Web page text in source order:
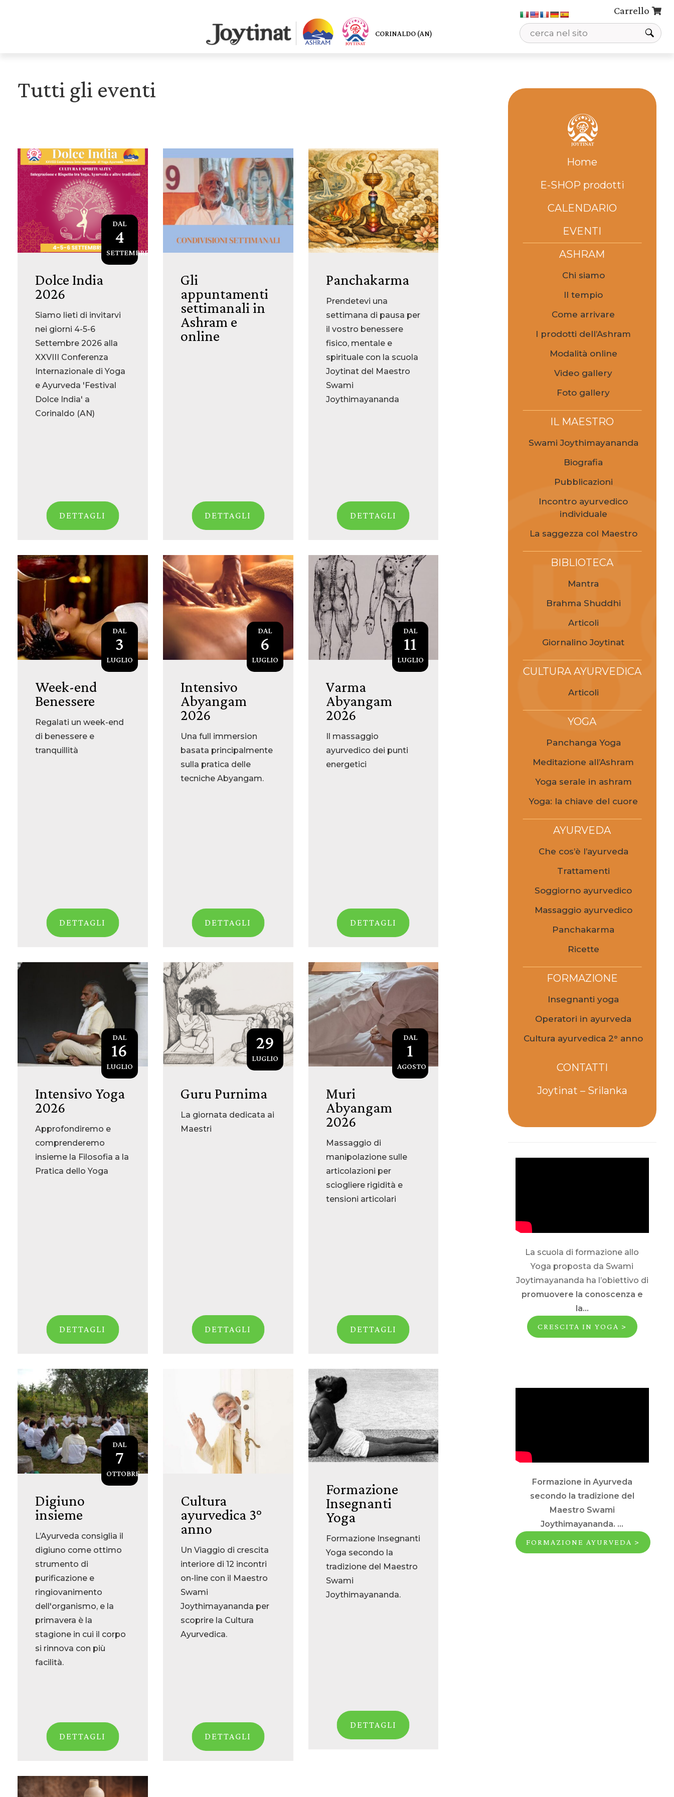
CORINALDO (AN)
Carrello
Tutti gli eventi
DAL
4
SETTEMBRE
Dolce India
2026
Siamo lieti di invitarvi
nei giorni 4-5-6
Settembre 2026 alla
XXVIII Conferenza
Internazionale di Yoga
e Ayurveda 'Festival
Dolce India' a
Corinaldo (AN)
DETTAGLI
Gli
appuntamenti
settimanali in
Ashram e
online
DETTAGLI
Panchakarma
Prendetevi una
settimana di pausa per
il vostro benessere
fisico, mentale e
spirituale con la scuola
Joytinat del Maestro
Swami
Joythimayananda
DETTAGLI
DAL
3
LUGLIO
Week-end
Benessere
Regalati un week-end
di benessere e
tranquillità
DETTAGLI
DAL
6
LUGLIO
Intensivo
Abyangam
2026
Una full immersion
basata principalmente
sulla pratica delle
tecniche Abyangam.
DETTAGLI
DAL
11
LUGLIO
Varma
Abyangam
2026
Il massaggio
ayurvedico dei punti
energetici
DETTAGLI
DAL
16
LUGLIO
Intensivo Yoga
2026
Approfondiremo e
comprenderemo
insieme la Filosofia a la
Pratica dello Yoga
DETTAGLI
29
LUGLIO
Guru Purnima
La giornata dedicata ai
Maestri
DETTAGLI
DAL
1
AGOSTO
Muri
Abyangam
2026
Massaggio di
manipolazione sulle
articolazioni per
sciogliere rigidità e
tensioni articolari
DETTAGLI
DAL
7
OTTOBRE
Digiuno
insieme
L’Ayurveda consiglia il
digiuno come ottimo
strumento di
purificazione e
ringiovanimento
dell'organismo, e la
primavera è la
stagione in cui il corpo
si rinnova con più
facilità.
DETTAGLI
Cultura
ayurvedica 3°
anno
Un Viaggio di crescita
interiore di 12 incontri
on-line con il Maestro
Swami
Joythimayananda per
scoprire la Cultura
Ayurvedica.
DETTAGLI
Formazione
Insegnanti
Yoga
Formazione Insegnanti
Yoga secondo la
tradizione del Maestro
Swami
Joythimayananda.
DETTAGLI
Home
E-SHOP prodotti
CALENDARIO
EVENTI
ASHRAM
Chi siamo
Il tempio
Come arrivare
I prodotti dell’Ashram
Modalità online
Video gallery
Foto gallery
IL MAESTRO
Swami Joythimayananda
Biografia
Pubblicazioni
Incontro ayurvedico
individuale
La saggezza col Maestro
BIBLIOTECA
Mantra
Brahma Shuddhi
Articoli
Giornalino Joytinat
CULTURA AYURVEDICA
Articoli
YOGA
Panchanga Yoga
Meditazione all’Ashram
Yoga serale in ashram
Yoga: la chiave del cuore
AYURVEDA
Che cos’è l’ayurveda
Trattamenti
Soggiorno ayurvedico
Massaggio ayurvedico
Panchakarma
Ricette
FORMAZIONE
Insegnanti yoga
Operatori in ayurveda
Cultura ayurvedica 2° anno
CONTATTI
Joytinat – Srilanka
La scuola di formazione allo
Yoga proposta da Swami
Joytimayananda ha l’obiettivo di
promuovere la conoscenza e
la...
CRESCITA IN YOGA >
Formazione in Ayurveda
secondo la tradizione del
Maestro Swami
Joythimayananda. ...
FORMAZIONE AYURVEDA >